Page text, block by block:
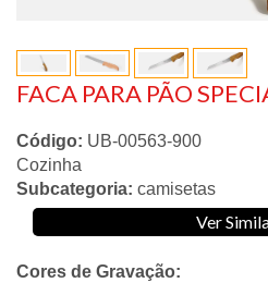
FACA PARA PÃO
Código: UB-00563-900
Cozinha
Subcategoria: camisetas
Ver
Cores de Gravação: